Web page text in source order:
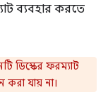
ব্যবহার করতে
ডিস্কের ফরম্যাট
করা যায় না।